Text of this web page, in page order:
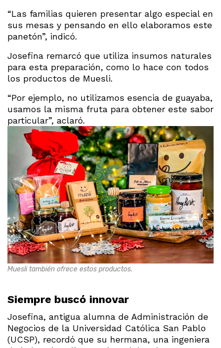
“Las familias quieren presentar algo especial en
sus mesas y pensando en ello elaboramos este
panetón”, indicó.
Josefina remarcó que utiliza insumos naturales
para esta preparación, como lo hace con todos
los productos de Muesli.
“Por ejemplo, no utilizamos esencia de guayaba,
usamos la misma fruta para obtener este sabor
particular”, aclaró.
Muesli también ofrece estos productos.
Siempre buscó innovar
Josefina, antigua alumna de Administración de
Negocios de la Universidad Católica San Pablo
(UCSP), recordó que su hermana, una ingeniera